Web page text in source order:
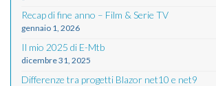
Recap di fine anno – Film & Serie TV
gennaio 1, 2026
Il mio 2025 di E-Mtb
dicembre 31, 2025
Differenze tra progetti Blazor net10 e net9